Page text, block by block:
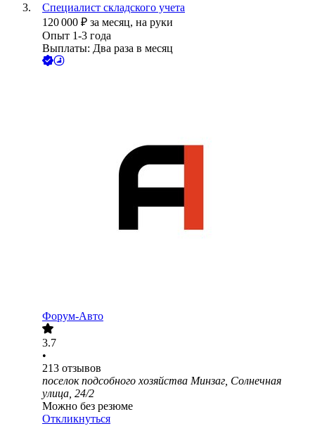
Специалист складского учета
120 000 ₽ за месяц, на руки
Опыт 1-3 года
Выплаты: Два раза в месяц
Форум-Авто
3.7
•
213 отзывов
поселок подсобного хозяйства Минзаг, Солнечная
улица, 24/2
Можно без резюме
Откликнуться